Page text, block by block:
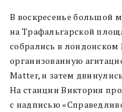
В воскресенье большой
на Трафальгарской
собрались в лондонском
организованную
Matter, и затем
На станции Виктория
с надписью